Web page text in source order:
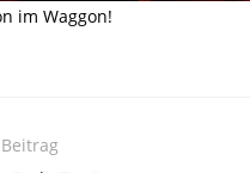
im Waggon!